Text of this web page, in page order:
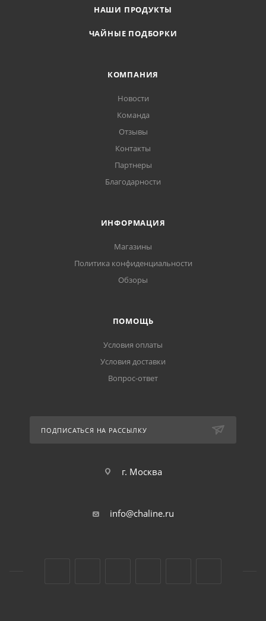
НАШИ ПРОДУКТЫ
ЧАЙНЫЕ ПОДБОРКИ
КОМПАНИЯ
Новости
Команда
Отзывы
Контакты
Партнеры
Благодарности
ИНФОРМАЦИЯ
Магазины
Политика конфиденциальности
Обзоры
ПОМОЩЬ
Условия оплаты
Условия доставки
Вопрос-ответ
ПОДПИСАТЬСЯ НА РАССЫЛКУ
г. Москва
info@chaline.ru